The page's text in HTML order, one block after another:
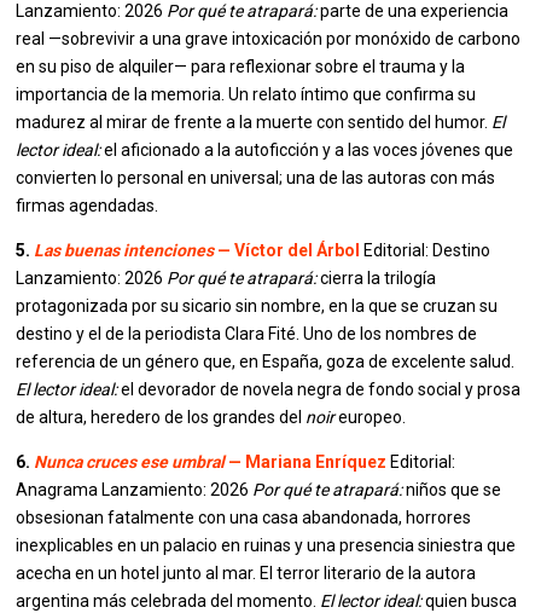
Lanzamiento: 2026 Por qué te atrapará:parte de una experiencia
real —sobrevivir a una grave intoxicación por monóxido de carbono
en su piso de alquiler— para reflexionar sobre el trauma y la
importancia de la memoria. Un relato íntimo que confirma su
madurez al mirar de frente a la muerte con sentido del humor. El
lector ideal:el aficionado a la autoficción y a las voces jóvenes que
convierten lo personal en universal; una de las autoras con más
firmas agendadas.
5. Las buenas intenciones— Víctor del Árbol
Editorial: Destino
Lanzamiento: 2026 Por qué te atrapará:cierra la trilogía
protagonizada por su sicario sin nombre, en la que se cruzan su
destino y el de la periodista Clara Fité. Uno de los nombres de
referencia de un género que, en España, goza de excelente salud.
El lector ideal:el devorador de novela negra de fondo social y prosa
de altura, heredero de los grandes del noireuropeo.
6. Nunca cruces ese umbral— Mariana Enríquez Editorial:
Anagrama Lanzamiento: 2026 Por qué te atrapará:niños que se
obsesionan fatalmente con una casa abandonada, horrores
inexplicables en un palacio en ruinas y una presencia siniestra que
acecha en un hotel junto al mar. El terror literario de la autora
argentina más celebrada del momento. El lector ideal:quien busca